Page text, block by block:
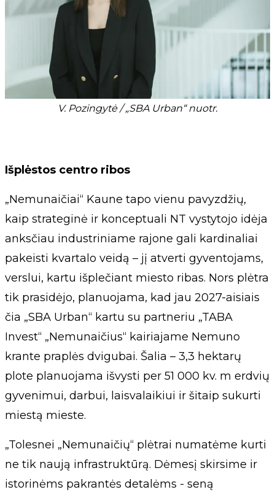
V. Pozingytė / „SBA Urban“ nuotr.
Išplėstos centro ribos
„Nemunaičiai“ Kaune tapo vienu pavyzdžių,
kaip strateginė ir konceptuali NT vystytojo idėja
anksčiau industriniame rajone gali kardinaliai
pakeisti kvartalo veidą – jį atverti gyventojams,
verslui, kartu išplečiant miesto ribas. Nors plėtra
tik prasidėjo, planuojama, kad jau 2027-aisiais
čia „SBA Urban“ kartu su partneriu „TABA
Invest“ „Nemunaičius“ kairiajame Nemuno
krante praplės dvigubai. Šalia – 3,3 hektarų
plote planuojama išvysti per 51 000 kv. m erdvių
gyvenimui, darbui, laisvalaikiui ir šitaip sukurti
miestą mieste.
„Tolesnei „Nemunaičių“ plėtrai numatėme kurti
ne tik naują infrastruktūrą. Dėmesį skirsime ir
istorinėms pakrantės detalėms - seną